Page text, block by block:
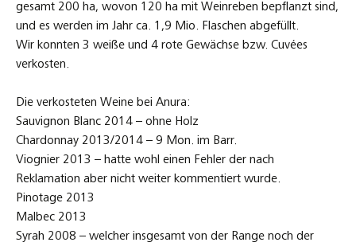
gesamt 200 ha, wovon 120 ha mit Weinreben bepflanzt sind,
und es werden im Jahr ca. 1,9 Mio. Flaschen abgefüllt.
Wir konnten 3 weiße und 4 rote Gewächse bzw. Cuvées
verkosten.
Die verkosteten Weine bei Anura:
Sauvignon Blanc 2014 – ohne Holz
Chardonnay 2013/2014 – 9 Mon. im Barr.
Viognier 2013 – hatte wohl einen Fehler der nach
Reklamation aber nicht weiter kommentiert wurde.
Pinotage 2013
Malbec 2013
Syrah 2008 – welcher insgesamt von der Range noch der